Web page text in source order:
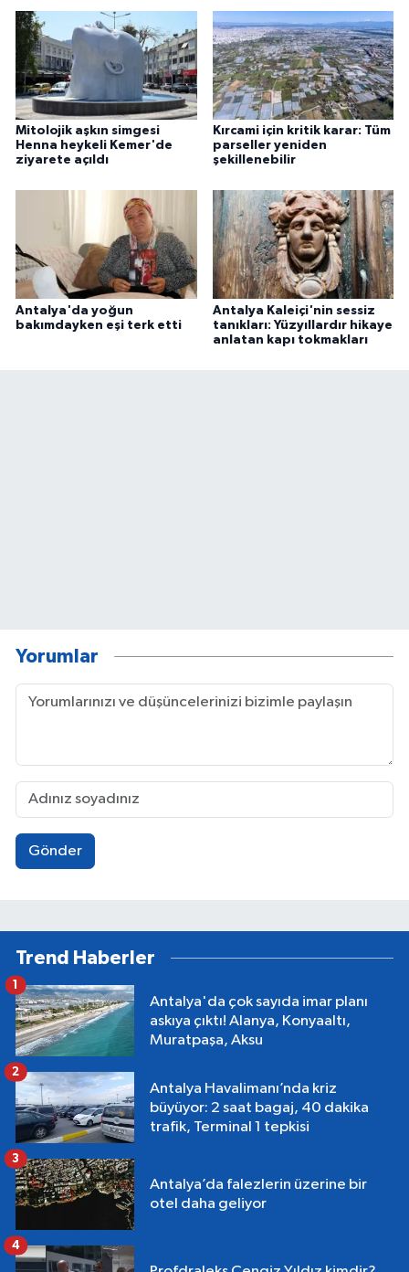
Mitolojik aşkın simgesi
Henna heykeli Kemer'de
ziyarete açıldı
Kırcami için kritik karar: Tüm
parseller yeniden
şekillenebilir
Antalya'da yoğun
bakımdayken eşi terk etti
Antalya Kaleiçi'nin sessiz
tanıkları: Yüzyıllardır hikaye
anlatan kapı tokmakları
Yorumlar
Gönder
Trend Haberler
Antalya'da çok sayıda imar planı
askıya çıktı! Alanya, Konyaaltı,
Muratpaşa, Aksu
1
Antalya Havalimanı’nda kriz
büyüyor: 2 saat bagaj, 40 dakika
trafik, Terminal 1 tepkisi
2
Antalya’da falezlerin üzerine bir
otel daha geliyor
3
4